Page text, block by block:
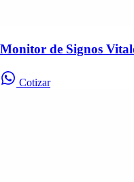
Monitor de Signos
Cotizar